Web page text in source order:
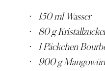
· 150 ml Wasser
· 80 g
· 1 Päckchen
· 900 g